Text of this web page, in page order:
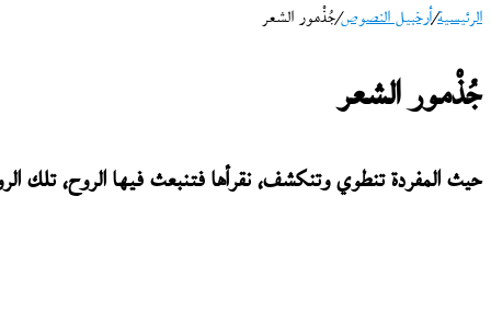
الرئيسية/أرخبيل النصوص/جُذْمور الشعر
جُذْمور الشعر
حيث المفردة تنطوي وتنكشف، نقرأها فتنبعث فيها الروح، تلك